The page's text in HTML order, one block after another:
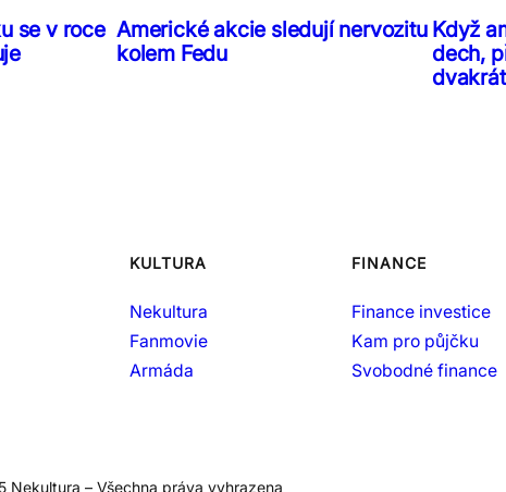
se v roce Americké akcie sledují nervozitu
kolem Fedu
Když
dech,
dvakrát
KULTURA
Nekultura
Fanmovie
Armáda
FINANCE
Finance investice
Kam pro půjčku
Svobodné finance
Nekultura – Všechna práva vyhrazena